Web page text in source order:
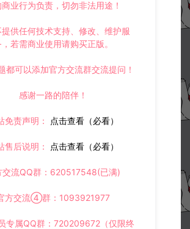
商业行为负责，切勿非法用途！
供任何技术支持、修改、维护服
若需商业使用请购买正版。
都可以添加官方交流群交流提问！
感谢一路的陪伴！
免责声明： 点击查看（必看）
售后说明： 点击查看（必看）
交流QQ群：620517548(已满)
方交流④群：1093921977
专属QQ群：720209672（仅限终